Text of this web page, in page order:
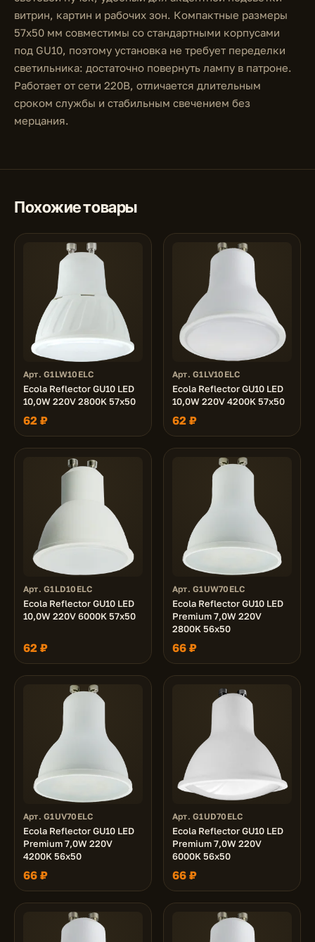
витрин, картин и рабочих зон. Компактные размеры
57x50 мм совместимы со стандартными корпусами
под GU10, поэтому установка не требует переделки
светильника: достаточно повернуть лампу в патроне.
Работает от сети 220В, отличается длительным
сроком службы и стабильным свечением без
мерцания.
Похожие товары
Арт. G1LW10ELC
Ecola Reflector GU10 LED
10,0W 220V 2800K 57x50
62 ₽
Арт. G1LV10ELC
Ecola Reflector GU10 LED
10,0W 220V 4200K 57x50
62 ₽
Арт. G1LD10ELC
Ecola Reflector GU10 LED
10,0W 220V 6000K 57x50
62 ₽
Арт. G1UW70ELC
Ecola Reflector GU10 LED
Premium 7,0W 220V
2800K 56x50
66 ₽
Арт. G1UV70ELC
Ecola Reflector GU10 LED
Premium 7,0W 220V
4200K 56x50
66 ₽
Арт. G1UD70ELC
Ecola Reflector GU10 LED
Premium 7,0W 220V
6000K 56x50
66 ₽